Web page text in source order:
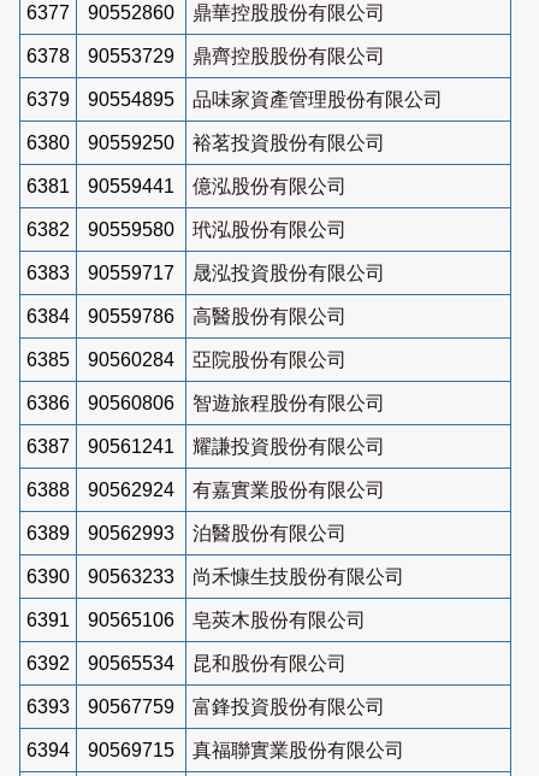
6377 90552860 鼎華控股股份有限公司
6378 90553729 鼎齊控股股份有限公司
6379 90554895 品味家資產管理股份有限公司
6380 90559250 裕茗投資股份有限公司
6381 90559441 億泓股份有限公司
6382 90559580 玳泓股份有限公司
6383 90559717 晟泓投資股份有限公司
6384 90559786 高醫股份有限公司
6385 90560284 亞院股份有限公司
6386 90560806 智遊旅程股份有限公司
6387 90561241 耀謙投資股份有限公司
6388 90562924 有嘉實業股份有限公司
6389 90562993 泊醫股份有限公司
6390 90563233 尚禾慷生技股份有限公司
6391 90565106 皂莢木股份有限公司
6392 90565534 昆和股份有限公司
6393 90567759 富鋒投資股份有限公司
6394 90569715 真福聯實業股份有限公司